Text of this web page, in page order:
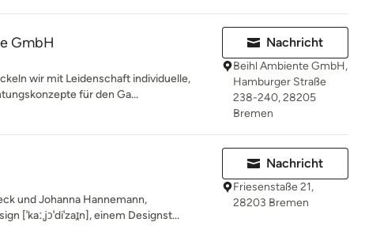
GmbH
wir mit Leidenschaft individuelle,
für den Ga...
Nachricht
Beihl Ambiente GmbH,
Hamburger Straße
238-240, 28205
Bremen
und Johanna Hannemann,
[ˈkaːˌjɔˈdiˈzaɪ̯n], einem Designst...
Nachricht
Friesenstaße 21,
28203 Bremen